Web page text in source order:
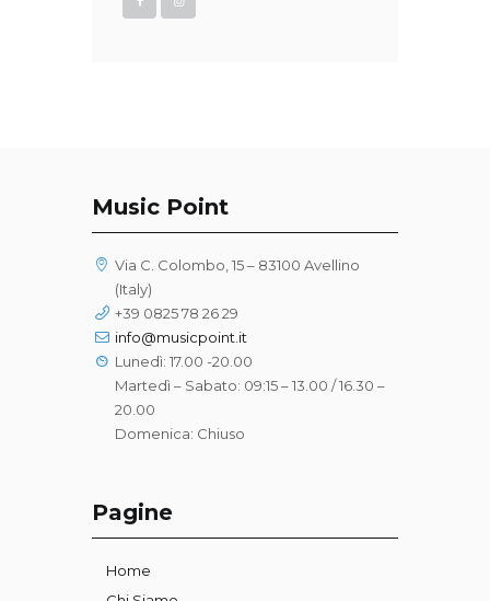
Music Point
Via C. Colombo, 15 – 83100 Avellino
(Italy)
+39 0825 78 26 29
info@musicpoint.it
Lunedì: 17.00 -20.00
Martedì – Sabato: 09:15 – 13.00 / 16.30 –
20.00
Domenica: Chiuso
Pagine
Home